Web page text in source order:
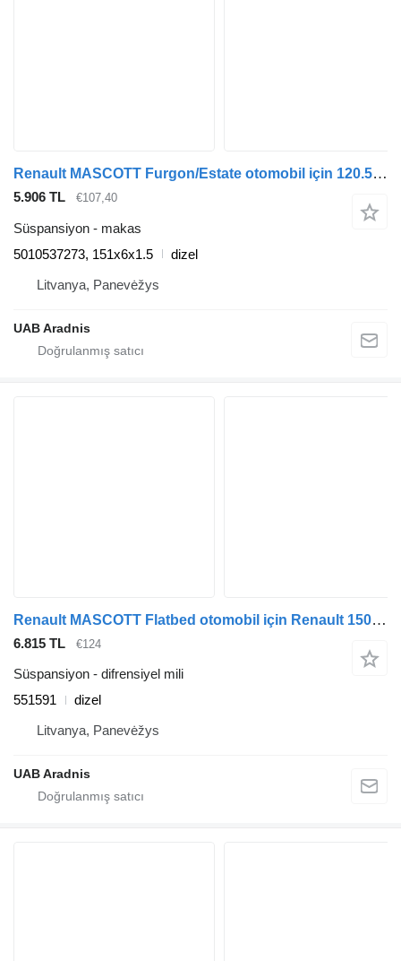
Renault MASCOTT Furgon/Estate otomobil için 120.55 (A02300005) 5010537273 makas
5.906 TL €107,40
Süspansiyon - makas
5010537273, 151x6x1.5
dizel
Litvanya, Panevėžys
UAB Aradnis
Renault MASCOTT Flatbed otomobil için Renault 150.35 551591 difrensiyel mili
6.815 TL €124
Süspansiyon - difrensiyel mili
551591
dizel
Litvanya, Panevėžys
UAB Aradnis